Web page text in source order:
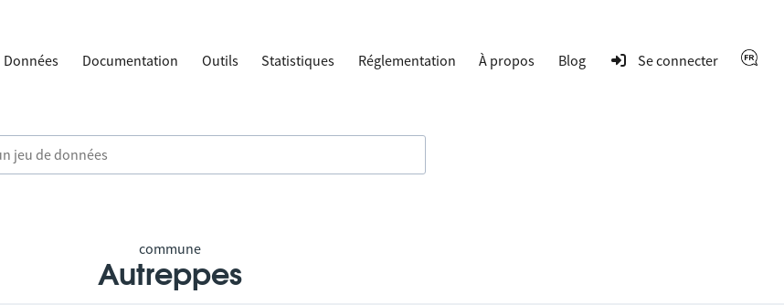
Données Documentation Outils Statistiques Réglementation À propos Blog Se connecter
commune
Autreppes